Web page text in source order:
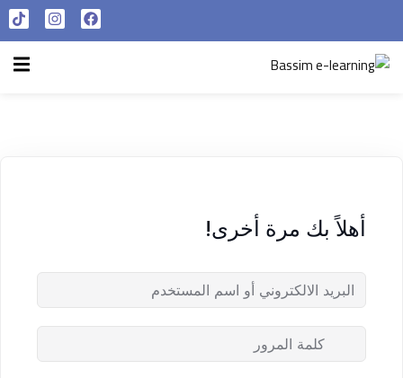
من نحن
أهلاً بك مرة أخرى!
تسجيل الدخول التسجيل الآن
تذكر لي فقدت كلمة المرور الخاصة بك ؟